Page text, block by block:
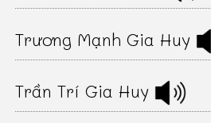
Trương Mạnh Gia Huy
Trần Trí Gia Huy